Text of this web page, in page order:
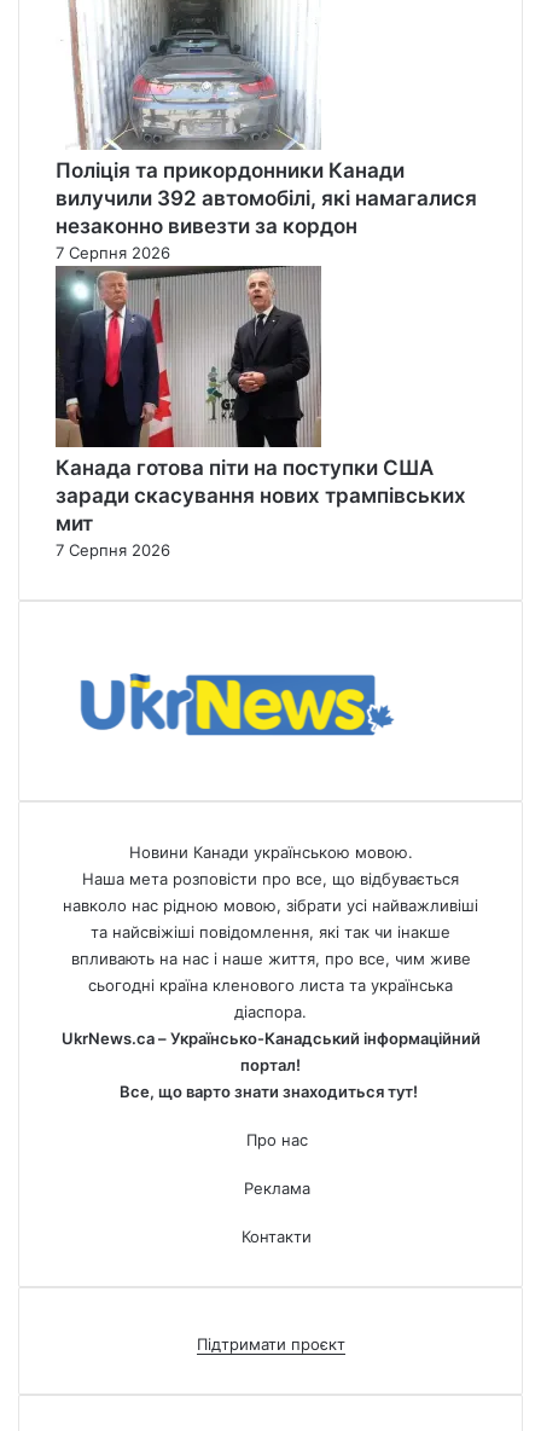
Поліція та прикордонники Канади
вилучили 392 автомобілі, які намагалися
незаконно вивезти за кордон
7 Серпня 2026
Канада готова піти на поступки США
заради скасування нових трампівських
мит
7 Серпня 2026
Новини Канади українською мовою.
Наша мета розповісти про все, що відбувається
навколо нас рідною мовою, зібрати усі найважливіші
та найсвіжіші повідомлення, які так чи інакше
впливають на нас і наше життя, про все, чим живе
сьогодні країна кленового листа та українська
діаспора.
UkrNews.ca – Українсько-Канадський інформаційний
портал!
Все, що варто знати знаходиться тут!
Про нас
Реклама
Контакти
Підтримати проєкт